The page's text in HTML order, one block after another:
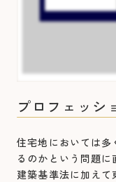
プロフェッシ
住宅地においては多
るのかという問題に
建築基準法に加えて